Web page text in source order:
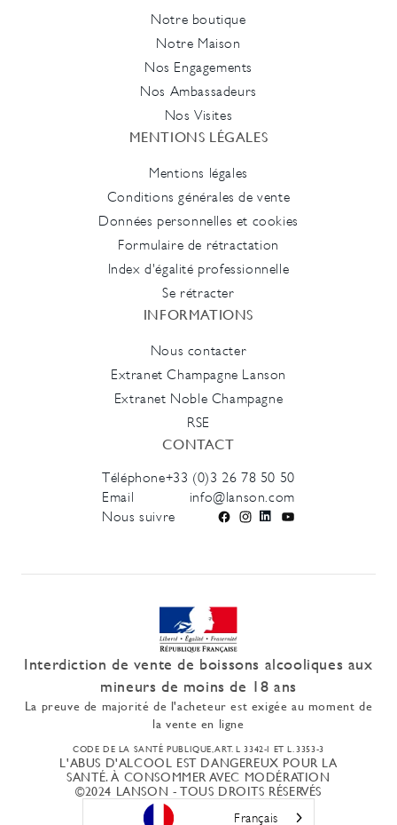
Notre boutique
Notre Maison
Nos Engagements
Nos Ambassadeurs
Nos Visites
MENTIONS LÉGALES
Mentions légales
Conditions générales de vente
Données personnelles et cookies
Formulaire de rétractation
Index d'égalité professionnelle
Se rétracter
INFORMATIONS
Nous contacter
Extranet Champagne Lanson
Extranet Noble Champagne
RSE
CONTACT
Téléphone+33 (0)3 26 78 50 50
Email
info@lanson.com
Nous suivre
FacebookInstagramLinkedInYouTube
Interdiction de vente de boissons alcooliques aux
mineurs de moins de 18 ans
La preuve de majorité de l'acheteur est exigée au moment de
la vente en ligne
CODE DE LA SANTÉ PUBLIQUE, ART. L 3342-I ET L. 3353-3
L'ABUS D'ALCOOL EST DANGEREUX POUR LA
SANTÉ. À CONSOMMER AVEC MODÉRATION
©2024 LANSON - TOUS DROITS RÉSERVÉS
Français